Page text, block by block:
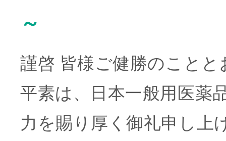
～
謹啓 皆様ご健勝のこと
平素は、日本一般用医薬
力を賜り厚く御礼申し上